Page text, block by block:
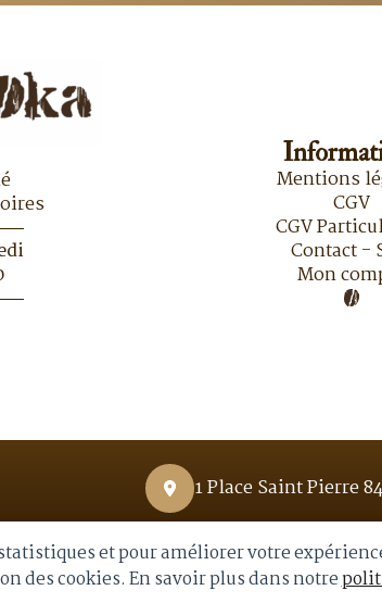
Mentions
CGV
CGV
Contact -
Mon
1 Place Saint Pierre
réservés
et pour améliorer votre
des cookies. En savoir plus dans notre